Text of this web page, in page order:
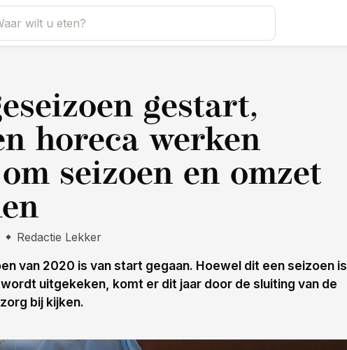
gestart,
horeca werken
seizoen en omzet
Redactie Lekker
van 2020 is van start gegaan. Hoewel dit een seizoen is
uitgekeken, komt er dit jaar door de sluiting van de
bij kijken.